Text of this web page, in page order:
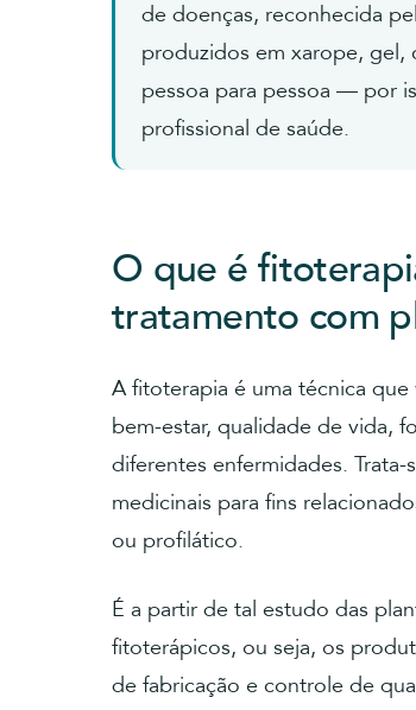
de doenças, reconhecida
produzidos em xarope, gel,
pessoa para pessoa — por
profissional de saúde.
O que é
tratamento com
A fitoterapia é uma técnica
bem-estar, qualidade de vida,
diferentes enfermidades.
medicinais para fins
ou profilático.
É a partir de tal estudo das
fitoterápicos, ou seja, os
de fabricação e controle de